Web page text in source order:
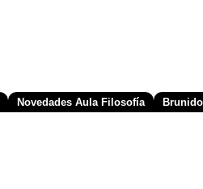
Novedades Aula Filosofía